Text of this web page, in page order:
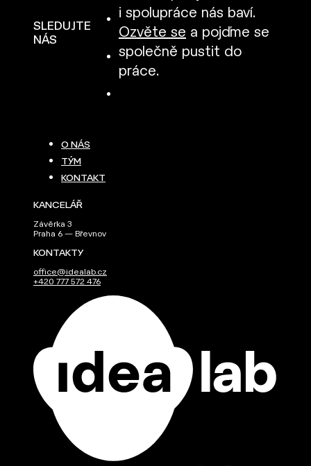
SLEDUJTE
NÁS
i spolupráce nás baví.
Ozvěte se a pojďme se
společně pustit do
práce.
O NÁS
TÝM
KONTAKT
KANCELÁŘ
Závěrka 3
Praha 6 — Břevnov
KONTAKTY
office@idealab.cz
+420 777 572 476